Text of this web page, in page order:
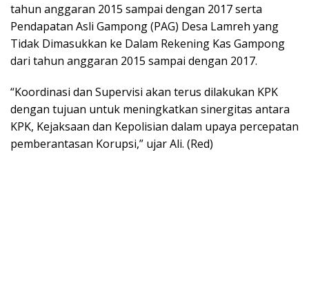
tahun anggaran 2015 sampai dengan 2017 serta
Pendapatan Asli Gampong (PAG) Desa Lamreh yang
Tidak Dimasukkan ke Dalam Rekening Kas Gampong
dari tahun anggaran 2015 sampai dengan 2017.
“Koordinasi dan Supervisi akan terus dilakukan KPK
dengan tujuan untuk meningkatkan sinergitas antara
KPK, Kejaksaan dan Kepolisian dalam upaya percepatan
pemberantasan Korupsi,” ujar Ali. (Red)